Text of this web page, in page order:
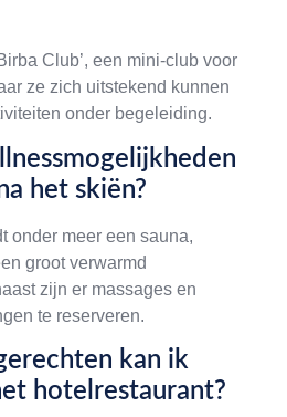
Club’, een mini-club voor
ze zich uitstekend kunnen
onder begeleiding.
het skiën?
onder meer een sauna,
groot verwarmd
zijn er massages en
te reserveren.
kan ik
hotelrestaurant?